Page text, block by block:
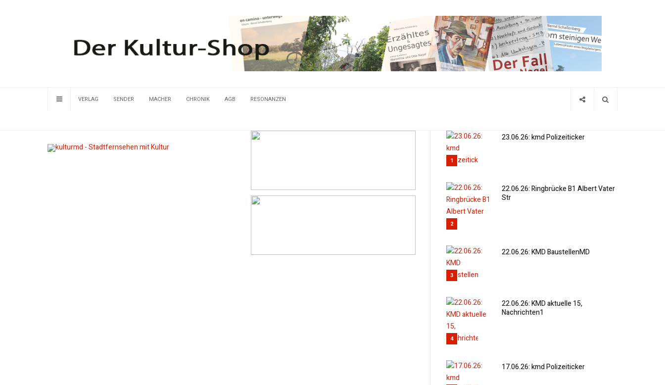
VERLAG SENDER MACHER CHRONIK AGB RESONANZEN
1
23.06.26: kmd Polizeiticker
2
22.06.26: Ringbrücke B1 Albert Vater
Str
3
22.06.26: KMD BaustellenMD
4
22.06.26: KMD aktuelle 15,
Nachrichten1
17.06.26: kmd Polizeiticker